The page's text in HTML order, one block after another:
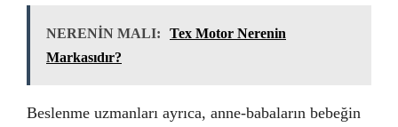
NERENİN MALI:
Tex Motor Nerenin
Markasıdır?
Beslenme uzmanları ayrıca, anne-babaların bebeğin